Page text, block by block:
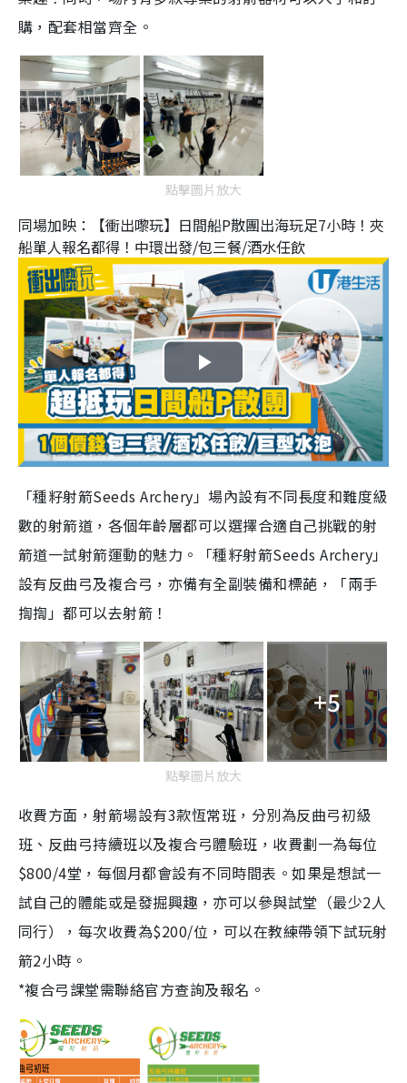
購，配套相當齊全。
點擊圖片放大
同場加映：【衝出嚟玩】日間船P散團出海玩足7小時！夾
船單人報名都得！中環出發/包三餐/酒水任飲
P
l
a
y
V
i
e
o
「種籽射箭Seeds Archery」場內設有不同長度和難度級
數的射箭道，各個年齡層都可以選擇合適自己挑戰的射
箭道一試射箭運動的魅力。「種籽射箭Seeds Archery」
設有反曲弓及複合弓，亦備有全副裝備和標葩，「兩手
揈揈」都可以去射箭！
+5
點擊圖片放大
收費方面，射箭場設有3款恆常班，分別為反曲弓初級
班、反曲弓持續班以及複合弓體驗班，收費劃一為每位
$800/4堂，每個月都會設有不同時間表。如果是想試一
試自己的體能或是發掘興趣，亦可以參與試堂（最少2人
同行），每次收費為$200/位，可以在教練帶領下試玩射
箭2小時。
*複合弓課堂需聯絡官方查詢及報名。